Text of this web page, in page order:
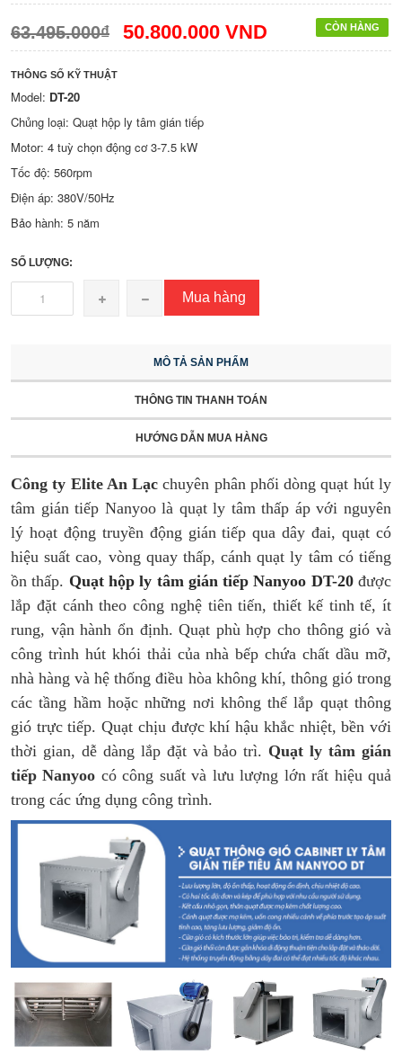
CÒN HÀNG
63.495.000₫ 50.800.000 VND
THÔNG SỐ KỸ THUẬT
Model: DT-20
Chủng loại: Quạt hộp ly tâm gián tiếp
Motor: 4 tuỳ chọn động cơ 3-7.5 kW
Tốc độ: 560rpm
Điện áp: 380V/50Hz
Bảo hành: 5 năm
SỐ LƯỢNG:
Mua hàng
MÔ TẢ SẢN PHẨM
THÔNG TIN THANH TOÁN
HƯỚNG DẪN MUA HÀNG
Công ty Elite An Lạc chuyên phân phối dòng quạt hút ly
tâm gián tiếp Nanyoo là quạt ly tâm thấp áp với nguyên
lý hoạt động truyền động gián tiếp qua dây đai, quạt có
hiệu suất cao, vòng quay thấp, cánh quạt ly tâm có tiếng
ồn thấp. Quạt hộp ly tâm gián tiếp Nanyoo DT-20 được
lắp đặt cánh theo công nghệ tiên tiến, thiết kế tinh tế, ít
rung, vận hành ổn định. Quạt phù hợp cho thông gió và
công trình hút khói thải của nhà bếp chứa chất dầu mỡ,
nhà hàng và hệ thống điều hòa không khí, thông gió trong
các tầng hầm hoặc những nơi không thể lắp quạt thông
gió trực tiếp. Quạt chịu được khí hậu khắc nhiệt, bền với
thời gian, dễ dàng lắp đặt và bảo trì. Quạt ly tâm gián
tiếp Nanyoo có công suất và lưu lượng lớn rất hiệu quả
trong các ứng dụng công trình.